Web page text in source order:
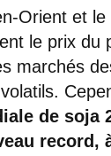
Orient et le
le prix du
marchés
de soja
record,